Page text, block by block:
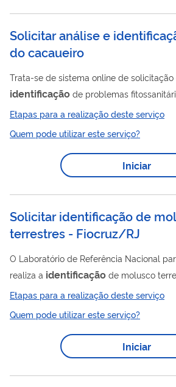
Solicitar análise e
do cacaueiro
Trata-se de sistema online de
identificação de problemas
cadeia produtiva do cacau, visando a sua
de tratamento adequado. Com
sistema possibilita o envio de imagens e
e/ou frutos afetados, acompanhados ou
texto descrevendo o problema, de modo
para o laboratório, reduzindo...
Etapas para a realização deste serviço
Quem pode utilizar este serviço?
Iniciar
Solicitar identificação de
terrestres - Fiocruz/RJ
O Laboratório de Referência Nacional
realiza a identificação de molusco
lesma e caracóis de interesse médico e/
envolvidos, principalmente, na
eosinofílica ( ou angiostrongilíase neural)
destaca-se o caracol africano Achatina
na transmissão da angiotrongilíase e
apresentado ao cliente em documento...
Etapas para a realização deste serviço
Quem pode utilizar este serviço?
Iniciar